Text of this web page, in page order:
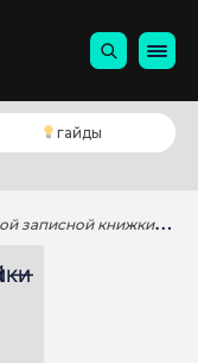
гайды
книжки для цифр